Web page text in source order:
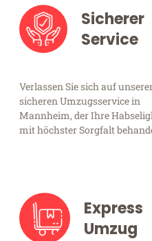
Sicherer
Service
Verlassen Sie sich auf
sicheren Umzugsservice in
Mannheim, der Ihre
mit höchster Sorgfalt
Express
Umzug